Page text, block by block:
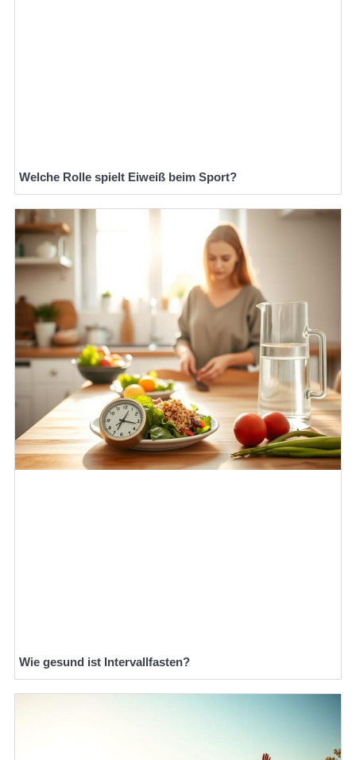
Welche Rolle spielt Eiweiß beim Sport?
Wie gesund ist Intervallfasten?